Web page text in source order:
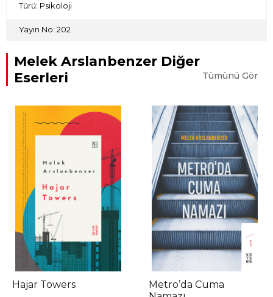
Türü: Psikoloji
Yayın No: 202
Melek Arslanbenzer Diğer
Eserleri
Tümünü Gör
Hajar Towers
Metro’da Cuma